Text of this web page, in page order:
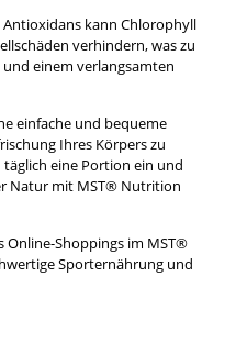
kann Chlorophyll
verhindern, was zu
einem verlangsamten
einfache und bequeme
Ihres Körpers zu
eine Portion ein und
Natur mit MST® Nutrition
Online-Shoppings im MST®
Sporternährung und